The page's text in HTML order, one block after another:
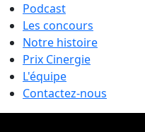
Podcast
Les concours
Notre histoire
Prix Cinergie
L'équipe
Contactez-nous